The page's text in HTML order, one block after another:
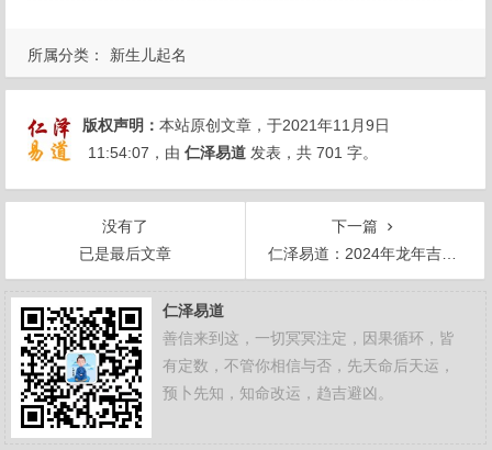
所属分类： 新生儿起名
版权声明：本站原创文章，于2021年11月9日
11:54:07 ，由仁泽易道 发表，共 701 字。
没有了
已是最后文章
下一篇
仁泽易道：2024年龙年吉祥宝宝名字精选
仁泽易道
善信来到这，一切冥冥注定，因果循环，皆
有定数，不管你相信与否，先天命后天运，
预卜先知，知命改运，趋吉避凶。